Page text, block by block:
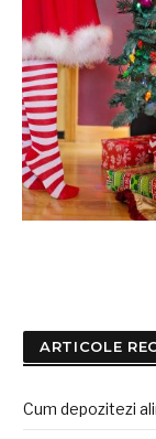
ARTICOLE
Cum depozitezi